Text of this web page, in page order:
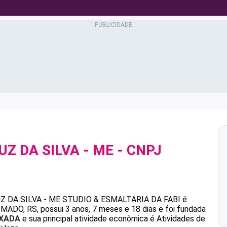
DA SILVA - ME - CNPJ
DA SILVA - ME STUDIO & ESMALTARIA DA FABI é
RS, possui 3 anos, 7 meses e 18 dias e foi fundada
e sua principal atividade econômica é Atividades de